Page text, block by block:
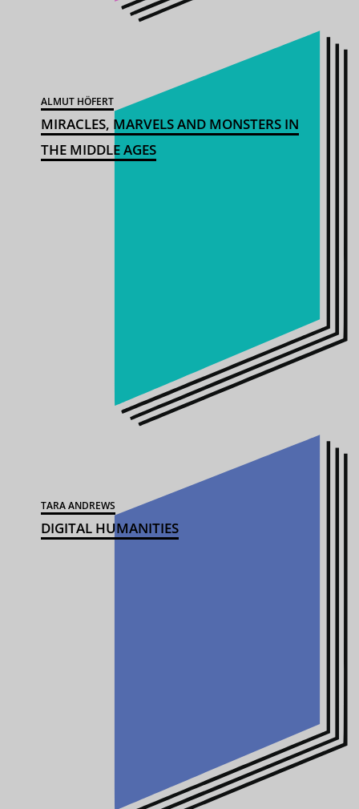
ALMUT HÖFERT
MIRACLES, MARVELS AND MONSTERS IN
THE MIDDLE AGES
TARA ANDREWS
DIGITAL HUMANITIES